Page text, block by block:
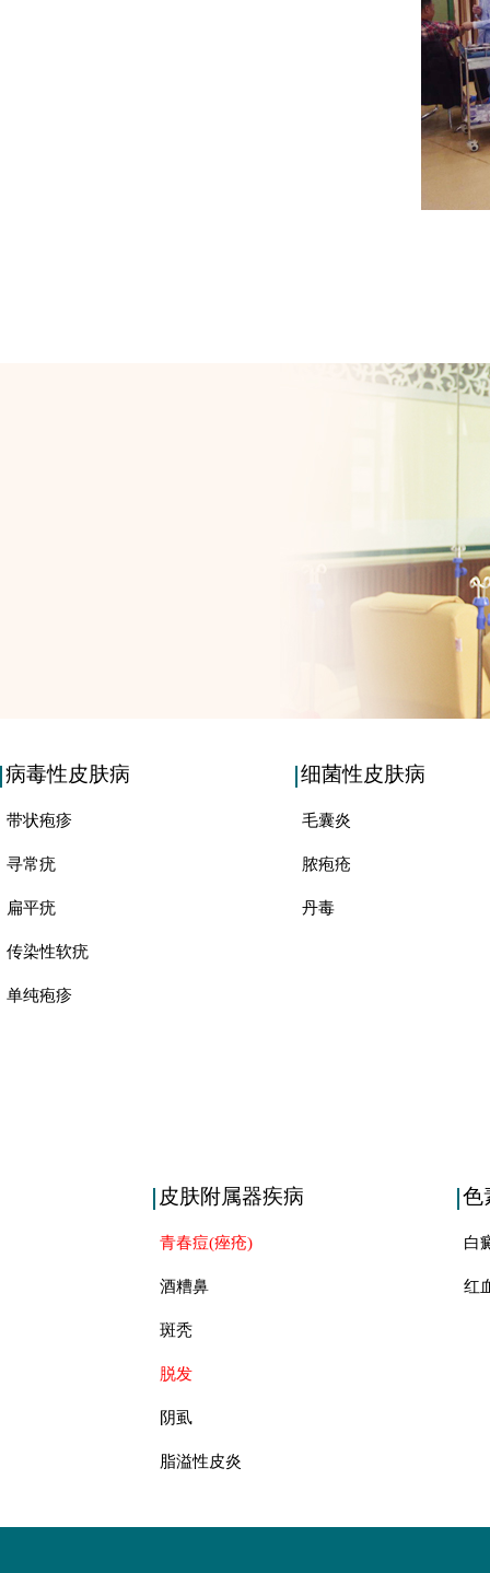
病毒性皮肤病
带状疱疹
寻常疣
扁平疣
传染性软疣
单纯疱疹
细菌性皮肤病
毛囊炎
脓疱疮
丹毒
皮肤附属器疾病
青春痘(痤疮)
酒糟鼻
斑秃
脱发
阴虱
脂溢性皮炎
色
白
红